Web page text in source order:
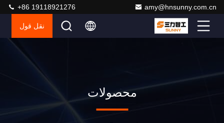
amy@hnsunny.com.cn
+86 19118921276
نقل قول
محصولات